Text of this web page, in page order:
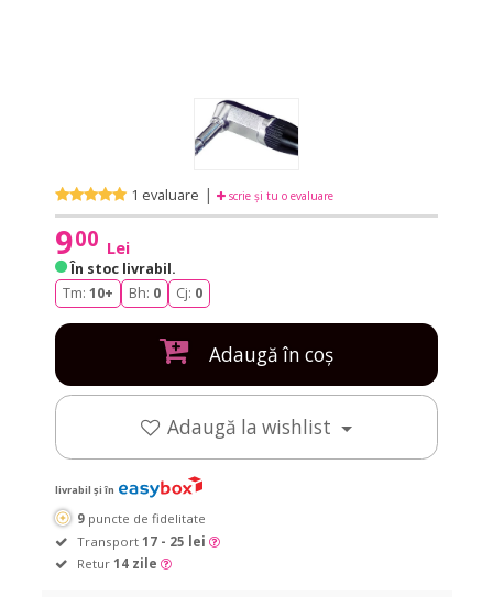
1 evaluare | scrie și tu o evaluare
900 Lei
În stoc livrabil.
Tm: 10+ Bh: 0 Cj: 0
Adaugă în coș
Adaugă la wishlist
livrabil și în
9 puncte de fidelitate
Transport 17 - 25 lei
Retur 14 zile